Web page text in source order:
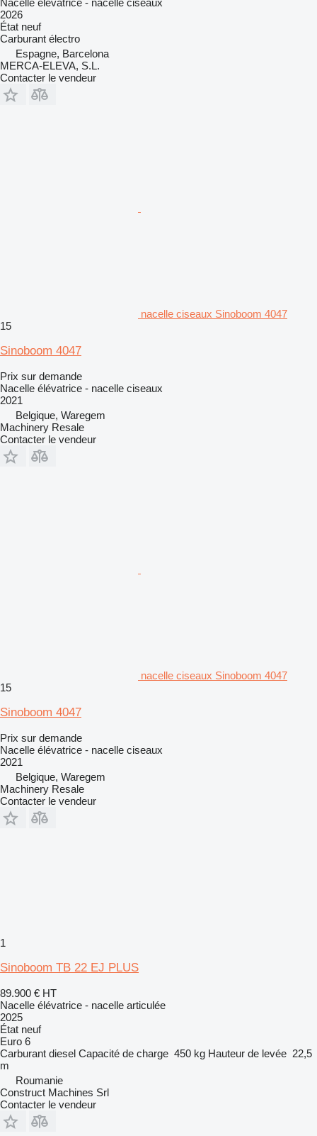
2026
État neuf
Carburant électro
Espagne, Barcelona
MERCA-ELEVA, S.L.
Contacter le vendeur
nacelle ciseaux Sinoboom 4047
15
Sinoboom 4047
Prix sur demande
Nacelle élévatrice - nacelle ciseaux
2021
Belgique, Waregem
Machinery Resale
Contacter le vendeur
nacelle ciseaux Sinoboom 4047
15
Sinoboom 4047
Prix sur demande
Nacelle élévatrice - nacelle ciseaux
2021
Belgique, Waregem
Machinery Resale
Contacter le vendeur
1
Sinoboom TB 22 EJ PLUS
89.900 € HT
Nacelle élévatrice - nacelle articulée
2025
État neuf
Euro 6
Carburant diesel Capacité de charge 450 kg Hauteur de levée 22,5
m
Roumanie
Construct Machines Srl
Contacter le vendeur